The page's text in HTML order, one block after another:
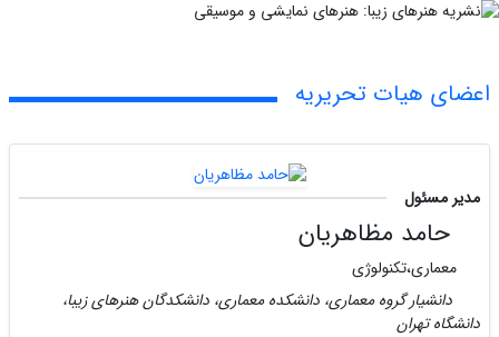
اعضای هیات تحریریه
مدیر مسئول
حامد مظاهریان
معماری،تکنولوژی
دانشیار گروه معماری، دانشکده معماری، دانشکدگان هنرهای زیبا،
دانشگاه تهران